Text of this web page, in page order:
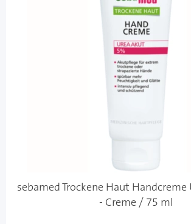
sebamed Trockene Haut Handcreme
- Creme / 75 ml